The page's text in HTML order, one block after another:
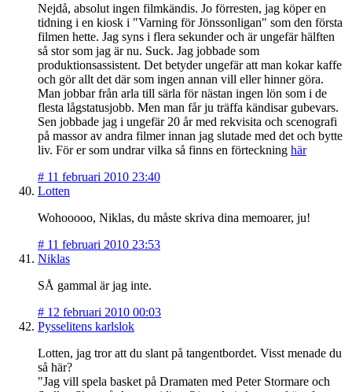
Nejdå, absolut ingen filmkändis. Jo förresten, jag köper en
tidning i en kiosk i "Varning för Jönssonligan" som den första
filmen hette. Jag syns i flera sekunder och är ungefär hälften
så stor som jag är nu. Suck. Jag jobbade som
produktionsassistent. Det betyder ungefär att man kokar kaffe
och gör allt det där som ingen annan vill eller hinner göra.
Man jobbar från arla till särla för nästan ingen lön som i de
flesta lågstatusjobb. Men man får ju träffa kändisar gubevars.
Sen jobbade jag i ungefär 20 år med rekvisita och scenografi
på massor av andra filmer innan jag slutade med det och bytte
liv. För er som undrar vilka så finns en förteckning här
# 11 februari 2010 23:40
Lotten
Wohooooo, Niklas, du måste skriva dina memoarer, ju!
# 11 februari 2010 23:53
Niklas
SÅ gammal är jag inte.
# 12 februari 2010 00:03
Pysselitens karlslok
Lotten, jag tror att du slant på tangentbordet. Visst menade du
så här?
"Jag vill spela basket på Dramaten med Peter Stormare och